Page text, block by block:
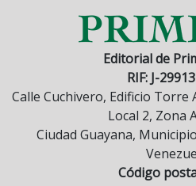
Editorial de
RIF: J-
Calle Cuchivero, Edificio Torre
Local 2, Zona
Ciudad Guayana,
Código